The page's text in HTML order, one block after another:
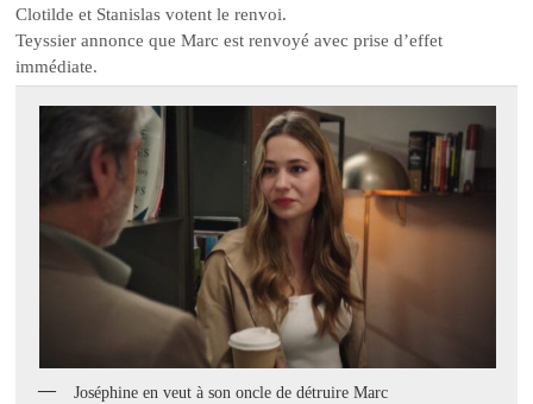
Clotilde et Stanislas votent le renvoi.
Teyssier annonce que Marc est renvoyé avec prise d’effet
immédiate.
Joséphine en veut à son oncle de détruire Marc